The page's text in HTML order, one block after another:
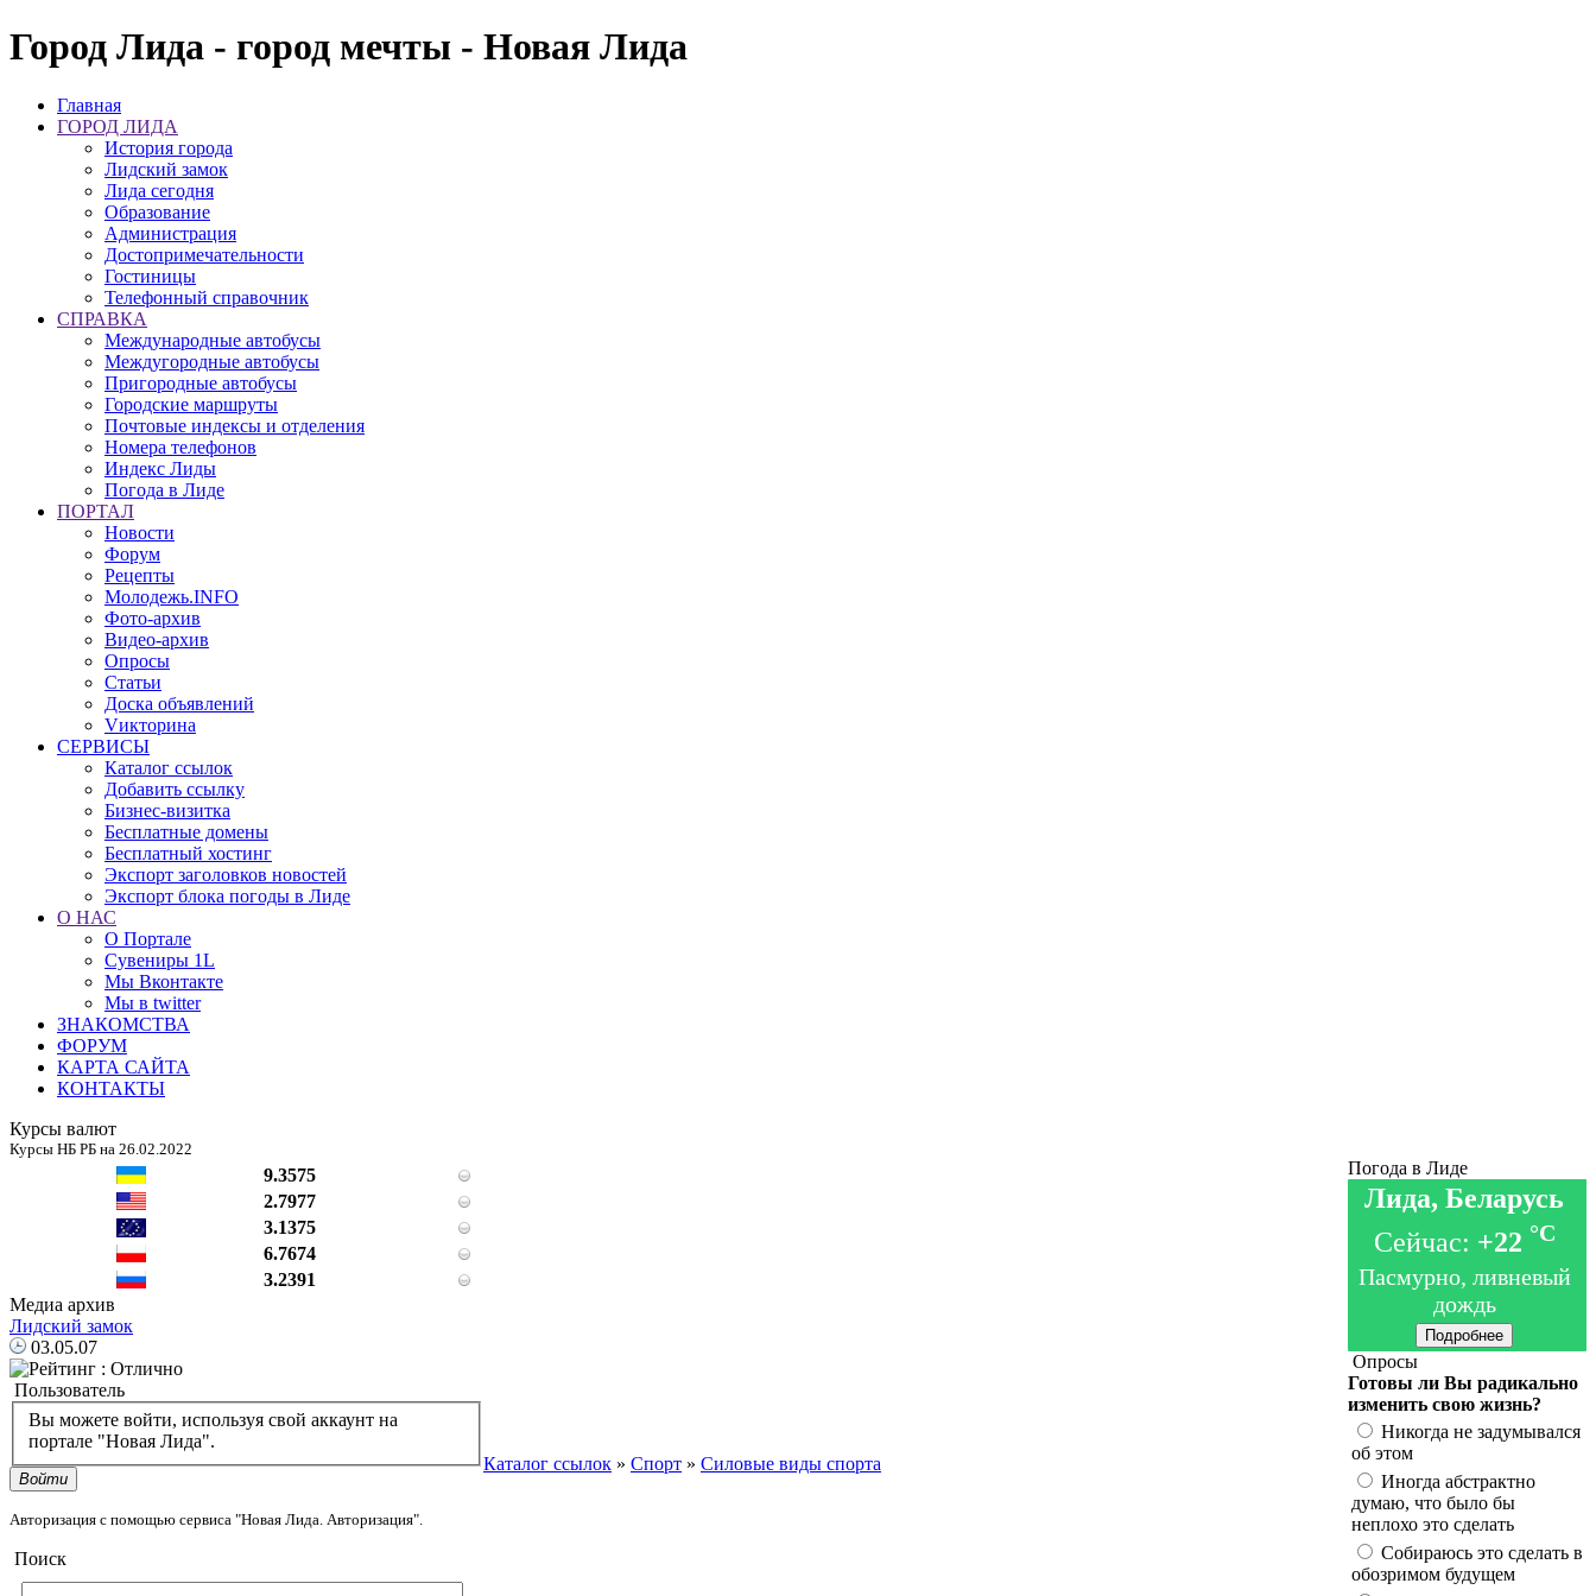
Город Лида - город мечты - Новая Лида
Главная
ГОРОД ЛИДА
История города
Лидский замок
Лида сегодня
Образование
Администрация
Достопримечательности
Гостиницы
Телефонный справочник
СПРАВКА
Международные автобусы
Междугородные автобусы
Пригородные автобусы
Городские маршруты
Почтовые индексы и отделения
Номера телефонов
Индекс Лиды
Погода в Лиде
ПОРТАЛ
Новости
Форум
Рецепты
Молодежь.INFO
Фото-архив
Видео-архив
Опросы
Статьи
Доска объявлений
Vикторина
СЕРВИСЫ
Каталог ссылок
Добавить ссылку
Бизнес-визитка
Бесплатные домены
Бесплатный хостинг
Экспорт заголовков новостей
Экспорт блока погоды в Лиде
О НАС
О Портале
Сувениры 1L
Мы Вконтакте
Мы в twitter
ЗНАКОМСТВА
ФОРУМ
КАРТА САЙТА
КОНТАКТЫ
Курсы валют
Курсы НБ РБ на 26.02.2022
9.3575
2.7977
3.1375
6.7674
3.2391
Медиа архив
Лидский замок
03.05.07
Пользователь
Вы можете войти, используя свой аккаунт на
портале "Новая Лида".
Войти
Авторизация с помощью сервиса "Новая Лида. Авторизация".
Поиск
Каталог ссылок » Спорт » Силовые виды спорта
Погода в Лиде
Лида, Беларусь
Сейчас: +22 °C
Пасмурно, ливневый
дождь
Подробнее
Опросы
Готовы ли Вы радикально
изменить свою жизнь?
Никогда не задумывался
об этом
Иногда абстрактно
думаю, что было бы
неплохо это сделать
Собираюсь это сделать в
обозримом будущем